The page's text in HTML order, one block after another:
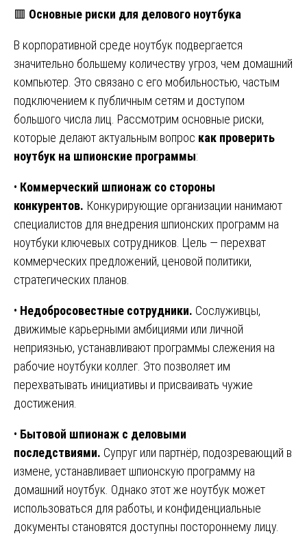
🟥 Основные риски для делового ноутбука
В корпоративной среде ноутбук подвергается
значительно большему количеству угроз, чем домашний
компьютер. Это связано с его мобильностью, частым
подключением к публичным сетям и доступом
большого числа лиц. Рассмотрим основные риски,
которые делают актуальным вопрос как проверить
ноутбук на шпионские программы:
• Коммерческий шпионаж со стороны
конкурентов. Конкурирующие организации нанимают
специалистов для внедрения шпионских программ на
ноутбуки ключевых сотрудников. Цель — перехват
коммерческих предложений, ценовой политики,
стратегических планов.
• Недобросовестные сотрудники. Сослуживцы,
движимые карьерными амбициями или личной
неприязнью, устанавливают программы слежения на
рабочие ноутбуки коллег. Это позволяет им
перехватывать инициативы и присваивать чужие
достижения.
• Бытовой шпионаж с деловыми
последствиями. Супруг или партнёр, подозревающий в
измене, устанавливает шпионскую программу на
домашний ноутбук. Однако этот же ноутбук может
использоваться для работы, и конфиденциальные
документы становятся доступны постороннему лицу.